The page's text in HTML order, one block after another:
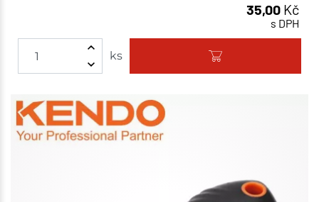
35,00 Kč
s DPH
ks